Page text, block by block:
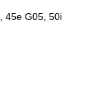
45e G05, 50i